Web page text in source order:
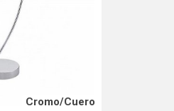
Cromo/Cuero